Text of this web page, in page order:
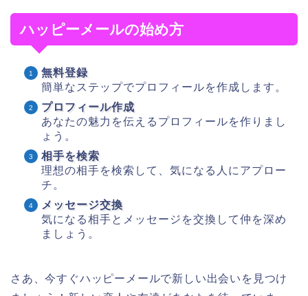
ハッピーメールの始め方
無料登録
簡単なステップでプロフィールを作成します。
プロフィール作成
あなたの魅力を伝えるプロフィールを作りまし
ょう。
相手を検索
理想の相手を検索して、気になる人にアプロー
チ。
メッセージ交換
気になる相手とメッセージを交換して仲を深め
ましょう。
さあ、今すぐハッピーメールで新しい出会いを見つけ